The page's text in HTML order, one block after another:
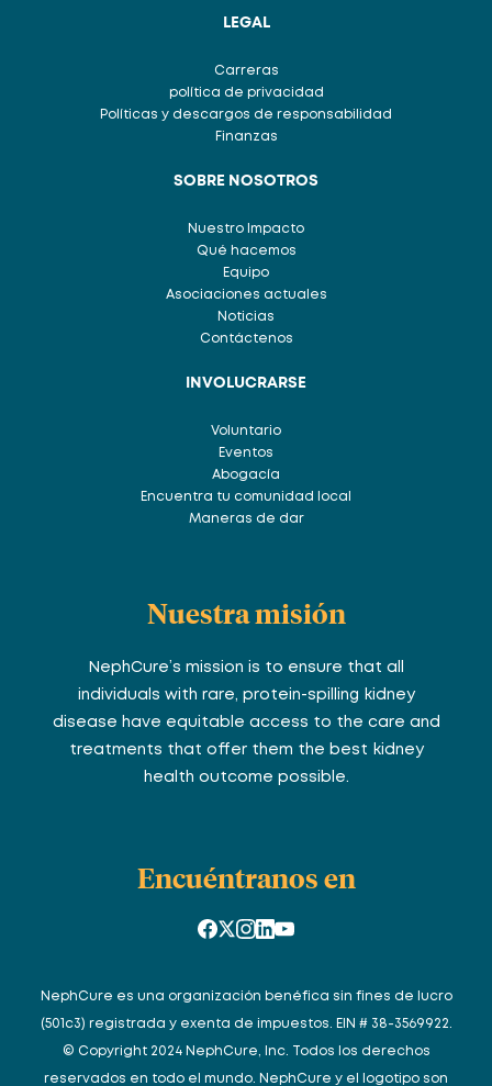
LEGAL
Carreras
política de privacidad
Políticas y descargos de responsabilidad
Finanzas
SOBRE NOSOTROS
Nuestro Impacto
Qué hacemos
Equipo
Asociaciones actuales
Noticias
Contáctenos
INVOLUCRARSE
Voluntario
Eventos
Abogacía
Encuentra tu comunidad local
Maneras de dar
Nuestra misión
NephCure’s mission is to ensure that all
individuals with rare, protein-spilling kidney
disease have equitable access to the care and
treatments that offer them the best kidney
health outcome possible.
Encuéntranos en
NephCure es una organización benéfica sin fines de lucro
(501c3) registrada y exenta de impuestos. EIN # 38-3569922.
© Copyright 2024 NephCure, Inc. Todos los derechos
reservados en todo el mundo. NephCure y el logotipo son